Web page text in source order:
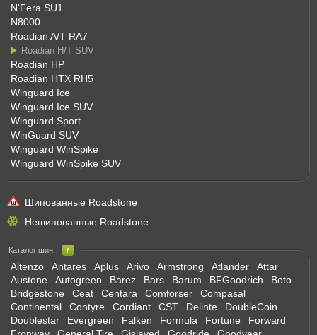
N'Fera SU1
N8000
Roadian A/T RA7
Roadian H/T SUV
Roadian HP
Roadian HTX RH5
Winguard Ice
Winguard Ice SUV
Winguard Sport
WinGuard SUV
Winguard WinSpike
Winguard WinSpike SUV
Шипованные Roadstone
Нешипованные Roadstone
Каталог шин:
Altenzo Antares Aplus Arivo Armstrong Atlander
Attar
Austone
Autogreen Barez Bars Barum BFGoodrich
Boto
Bridgestone
Ceat Centara Comforser
Compasal
Continental
Contyre Cordiant CST Delinte
DoubleCoin
Doublestar
Evergreen Falken Formula Fortune
Forward